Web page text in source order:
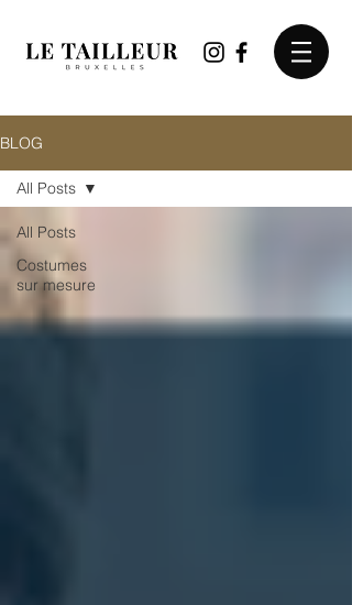
BLOG
All Posts
Costumes
sur mesure
All Posts